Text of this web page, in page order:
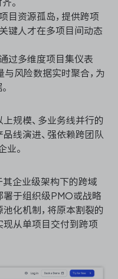
。
目资源孤岛，提供跨项
键人才在多项目间动态
过多维度项目集仪表
与风险数据实时聚合，为
规模、多业务线并行的
线演进、强依赖跨团队
业。
其企业级架构下的跨域
署于组织级PMO或战略
化机制，将原本割裂的
现从单项目交付到跨项